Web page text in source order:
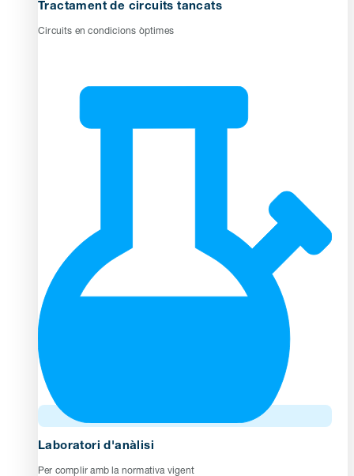
Tractament de circuits tancats
Circuits en condicions òptimes
Laboratori d'anàlisi
Per complir amb la normativa vigent